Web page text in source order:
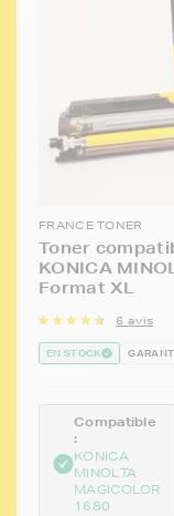
FRANCE TONER
Toner
KONICA
Format XL
6 avis
EN STOCK
Compatible
:
KONICA
MINOLTA
MAGICOLOR
1680